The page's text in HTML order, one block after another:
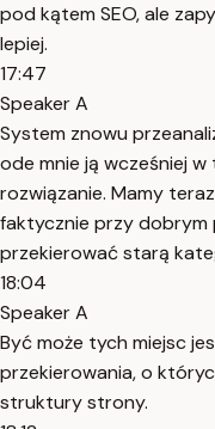
pod kątem SEO, ale
lepiej.
17:47
Speaker A
System znowu
ode mnie ją wcześniej
rozwiązanie. Mamy
faktycznie przy dobrym
przekierować starą
18:04
Speaker A
Być może tych miejsc
przekierowania, o
struktury strony.